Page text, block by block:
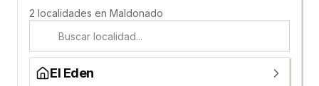
2 localidades en Maldonado
El Eden